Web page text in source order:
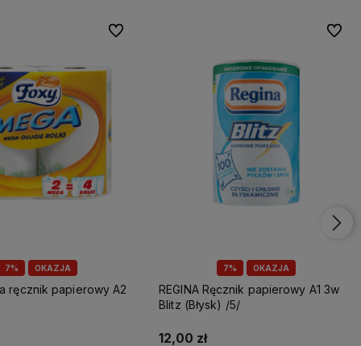
7% OKAZJA
Do ulubionych
7% OKAZJA
REGINA Ręcznik papierowy A1 3w
Blitz (Błysk) /5/
12,00 zł
Do